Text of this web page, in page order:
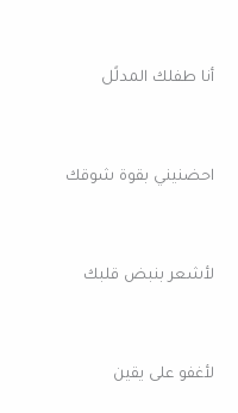
أنا طفلك المدلًل
احضنيني بقوة شوقك
لأشعر بنبض قلبك
لأغفو على يقين